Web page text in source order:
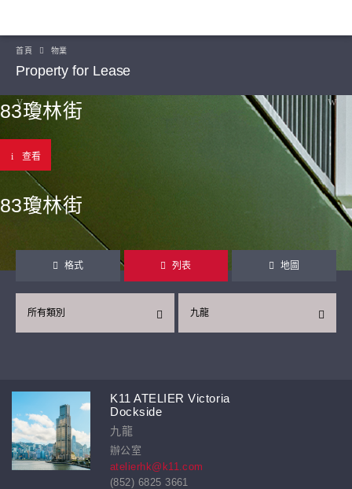
首頁 物業
Property for Lease
83瓊林街
查看
83瓊林街
格式 列表 地圖
九龍
所有類別
K11 ATELIER Victoria
Dockside
九龍
辦公室
atelierhk@k11.com
(852) 6825 3661